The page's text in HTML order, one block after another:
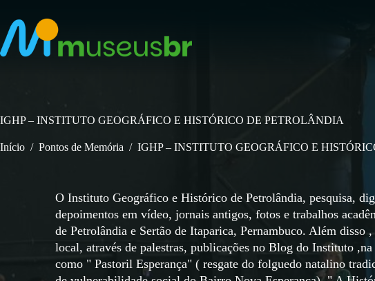
para
conteúdo
IGHP – INSTITUTO GEOGRÁFICO E HISTÓRICO DE PETROLÂNDIA
Início / Pontos de Memória / IGHP – INSTITUTO GEOGRÁFICO E
O Instituto Geográfico e Histórico de Petrolândia, pesquisa,
depoimentos em vídeo, jornais antigos, fotos e trabalhos
de Petrolândia e Sertão de Itaparica, Pernambuco. Além disso
local, através de palestras, publicações no Blog do Instituto
como " Pastoril Esperança" ( resgate do folguedo natalino